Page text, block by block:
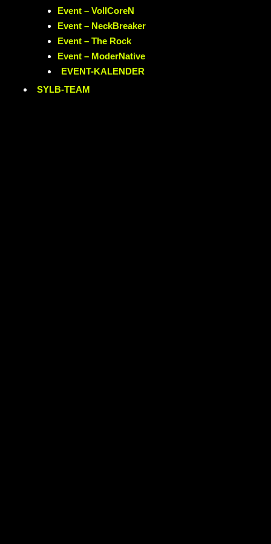
Event – VollCoreN
Event – NeckBreaker
Event – The Rock
Event – ModerNative
EVENT-KALENDER
SYLB-TEAM